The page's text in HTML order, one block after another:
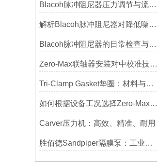
Blacoh脉冲阻尼器压力调节与流量匹配技巧
解析Blacoh脉冲阻尼器对降低噪音的显著作用
Blacoh脉冲阻尼器的日常检查与预防性维护清单
Zero-Max联轴器安装对中校准技巧与常见误差分析
Tri-Clamp Gasket垫圈：材料与应用的全面指南
如何根据设备工况选择Zero-Max联轴器？
Carver压力机：高效、精准、耐用
胜佰德Sandpiper隔膜泵：工业流体输送的可靠动力解决方案